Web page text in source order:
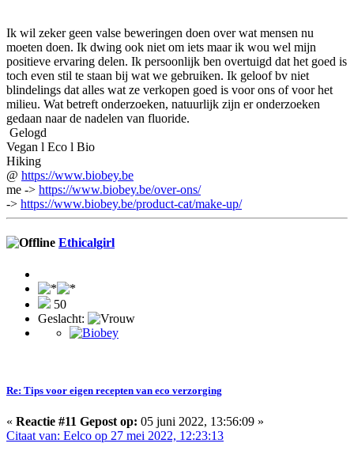
Ik wil zeker geen valse beweringen doen over wat mensen nu
moeten doen. Ik dwing ook niet om iets maar ik wou wel mijn
positieve ervaring delen. Ik persoonlijk ben overtuigd dat het goed is
toch even stil te staan bij wat we gebruiken. Ik geloof bv niet
blindelings dat alles wat ze verkopen goed is voor ons of voor het
milieu. Wat betreft onderzoeken, natuurlijk zijn er onderzoeken
gedaan naar de nadelen van fluoride.
Gelogd
Vegan l Eco l Bio
Hiking
@ https://www.biobey.be
me -> https://www.biobey.be/over-ons/
-> https://www.biobey.be/product-cat/make-up/
Ethicalgirl
50
Geslacht:
Re: Tips voor eigen recepten van eco verzorging
« Reactie #11 Gepost op: 05 juni 2022, 13:56:09 »
Citaat van: Eelco op 27 mei 2022, 12:23:13